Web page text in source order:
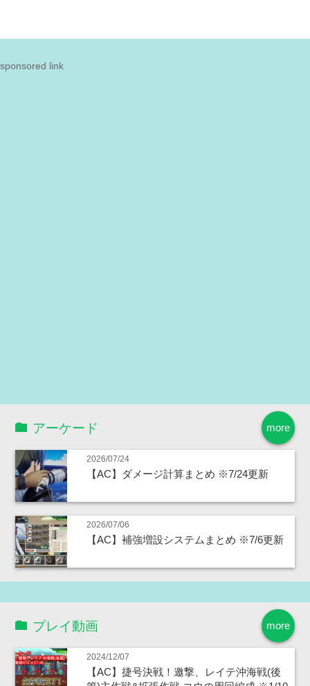
sponsored link
more
アーケード
2026/07/24
【AC】ダメージ計算まとめ ※7/24更新
2026/07/06
【AC】補強増設システムまとめ ※7/6更新
more
プレイ動画
2024/12/07
【AC】捷号決戦！邀撃、レイテ沖海戦(後